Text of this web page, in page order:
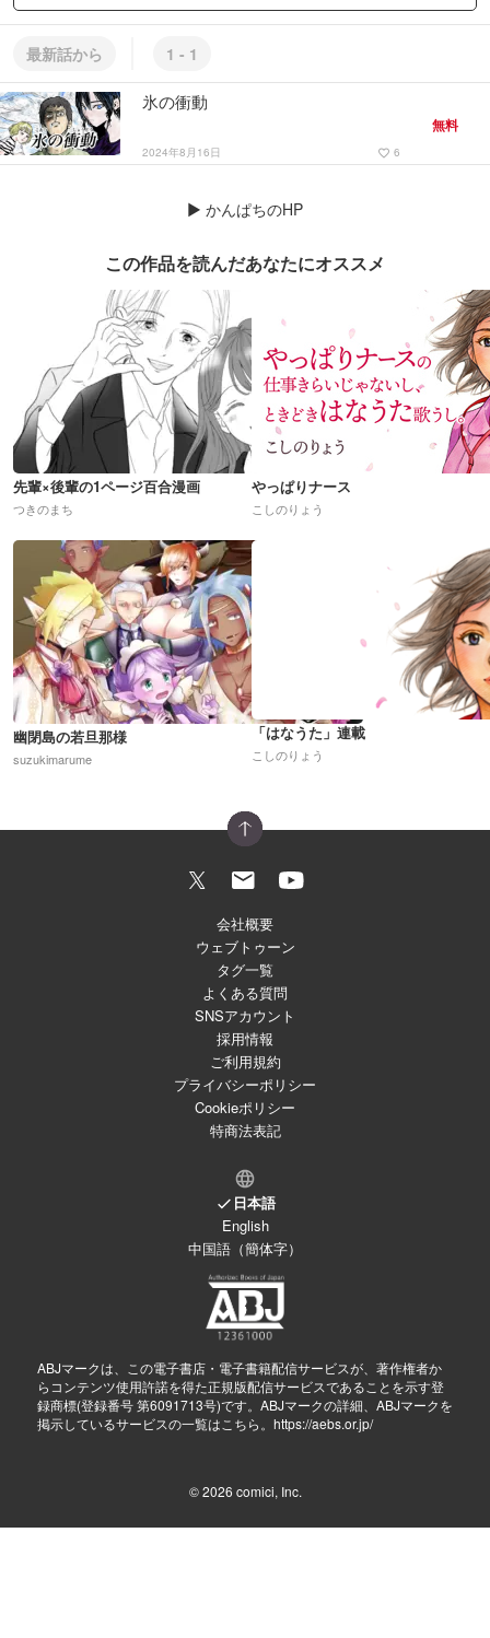
最新話から 1 - 1
氷の衝動
2024年8月16日 favorite_border 6
無料
▶ かんぱちのHP
この作品を読んだあなたにオススメ
先輩×後輩の1ページ百合漫画
つきのまち
やっぱりナース
こしのりょう
幽閉島の若旦那様
suzukimarume
「はなうた」連載
こしのりょう
会社概要
ウェブトゥーン
タグ一覧
よくある質問
SNSアカウント
採用情報
ご利用規約
プライバシーポリシー
Cookieポリシー
特商法表記
日本語
English
中国語（簡体字）
ABJマークは、この電子書店・電子書籍配信サービスが、著作権者か
らコンテンツ使用許諾を得た正規版配信サービスであることを示す登
録商標(登録番号 第6091713号)です。ABJマークの詳細、ABJマークを
掲示しているサービスの一覧はこちら。 https://aebs.or.jp/
© 2026 comici, Inc.